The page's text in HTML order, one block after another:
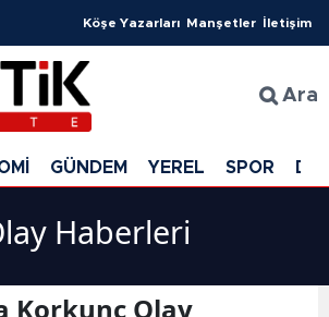
Köşe Yazarları Manşetler İletişim
Ara
GÜNDEM YEREL SPOR
Haberleri
Korkunç Olay